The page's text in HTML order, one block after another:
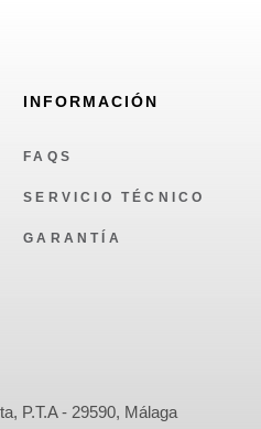
INFORMACIÓN
FAQS
SERVICIO TÉCNICO
GARANTÍA
P.T.A - 29590, Málaga